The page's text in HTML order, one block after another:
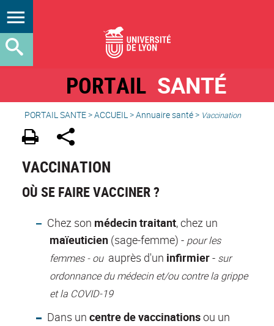
PORTAIL SANTÉ
PORTAIL SANTE>ACCUEIL>Annuaire santé> Vaccination
VACCINATION
OÙ SE FAIRE VACCINER ?
Chez son médecin traitant, chez un
maïeuticien (sage-femme) - pour les
femmes - ou auprès d'un infirmier- sur
ordonnance du médecin et/ou contre la grippe
et la COVID-19
Dans un centre de vaccinationsou un